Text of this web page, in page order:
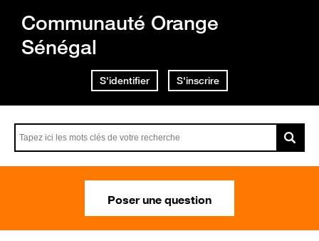
Communauté Orange
Sénégal
S'identifier S'inscrire
Poser une question